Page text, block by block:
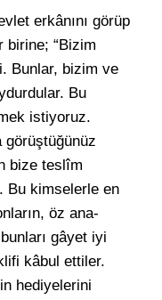
erkânını görüp
birine; “Bizim
Bunlar, bizim ve
Bu
istiyoruz.
görüştüğünüz
bize teslîm
Bu kimselerle en
öz ana-
gâyet iyi
kâbul ettiler.
hediyelerini